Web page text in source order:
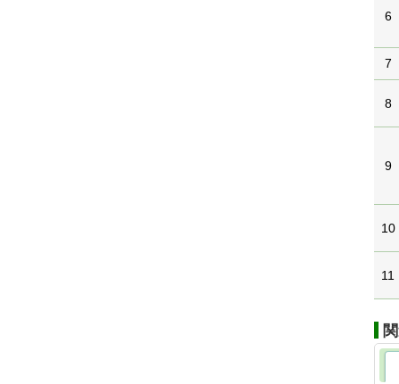
6
7
8
9
10
11